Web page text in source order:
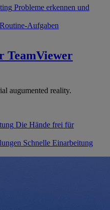
Probleme erkennen und
Routine-Aufgaben
TeamViewer
augumented reality.
Die Hände frei für
Schnelle Einarbeitung